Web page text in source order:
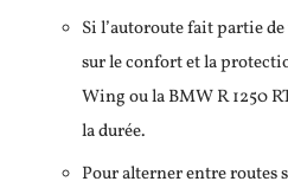
Si l’autoroute fait partie
sur le confort et la
Wing ou la BMW R 1250
la durée.
Pour alterner entre routes